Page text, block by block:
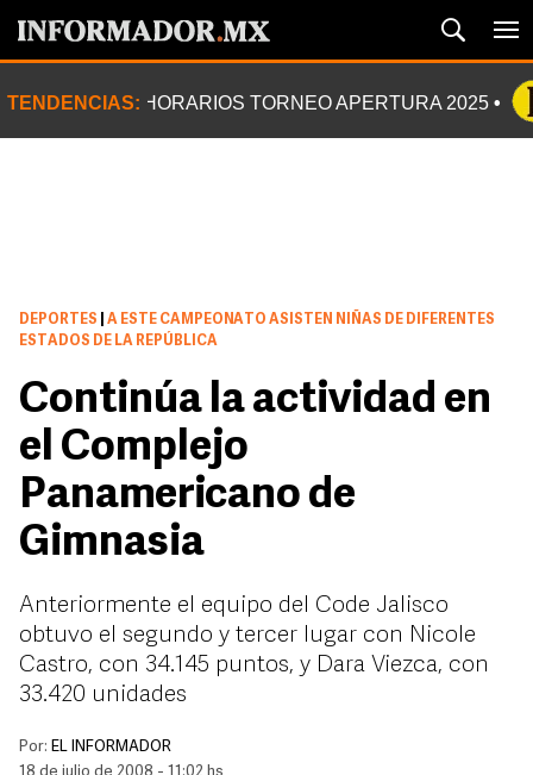
TENDENCIAS: HORARIOS TORNEO APERTURA 2025
DEPORTES
A ESTE CAMPEONATO ASISTEN NIÑAS DE DIFERENTES
ESTADOS DE LA REPÚBLICA
Continúa la actividad en
el Complejo
Panamericano de
Gimnasia
Anteriormente el equipo del Code Jalisco
obtuvo el segundo y tercer lugar con Nicole
Castro, con 34.145 puntos, y Dara Viezca, con
33.420 unidades
Por: EL INFORMADOR